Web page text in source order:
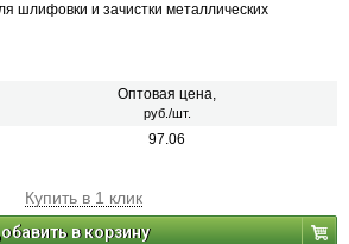
шлифовки и зачистки металлических
Оптовая цена,
руб./шт.
97.06
Купить в 1 клик
в корзину